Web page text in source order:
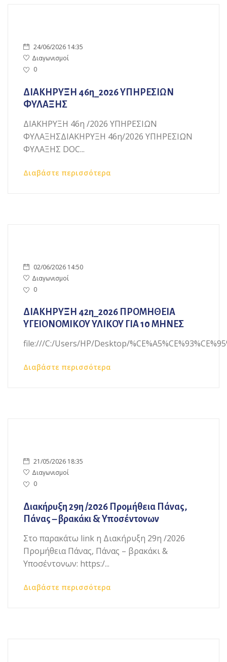
24/06/2026 14:35
Διαγωνισμοί
0
ΔΙΑΚΗΡΥΞΗ 46η_2026 ΥΠΗΡΕΣΙΩΝ
ΦΥΛΑΞΗΣ
ΔΙΑΚΗΡΥΞΗ 46η /2026 ΥΠΗΡΕΣΙΩΝ
ΦΥΛΑΞΗΣΔΙΑΚΗΡΥΞΗ 46η/2026 ΥΠΗΡΕΣΙΩΝ
ΦΥΛΑΞΗΣ DOC...
Διαβάστε περισσότερα
02/06/2026 14:50
Διαγωνισμοί
0
ΔΙΑΚΗΡΥΞΗ 42η_2026 ΠΡΟΜΗΘΕΙΑ
ΥΓΕΙΟΝΟΜΙΚΟΥ ΥΛΙΚΟΥ ΓΙΑ 10 ΜΗΝΕΣ
file:///C:/Users/HP/Desktop/
Διαβάστε περισσότερα
21/05/2026 18:35
Διαγωνισμοί
0
Διακήρυξη 29η /2026 Προμήθεια Πάνας,
Πάνας – βρακάκι & Υποσέντονων
Στο παρακάτω link η Διακήρυξη 29η /2026
Προμήθεια Πάνας, Πάνας – βρακάκι &
Υποσέντονων: https:/...
Διαβάστε περισσότερα